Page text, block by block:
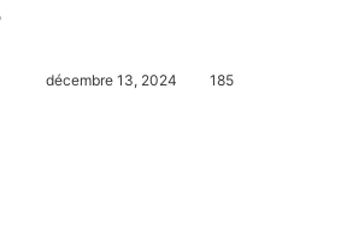
décembre 13, 2024 185